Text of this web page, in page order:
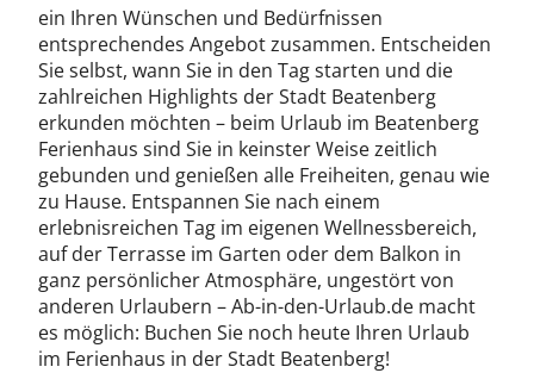
ein Ihren Wünschen und Bedürfnissen
entsprechendes Angebot zusammen. Entscheiden
Sie selbst, wann Sie in den Tag starten und die
zahlreichen Highlights der Stadt Beatenberg
erkunden möchten – beim Urlaub im Beatenberg
Ferienhaus sind Sie in keinster Weise zeitlich
gebunden und genießen alle Freiheiten, genau wie
zu Hause. Entspannen Sie nach einem
erlebnisreichen Tag im eigenen Wellnessbereich,
auf der Terrasse im Garten oder dem Balkon in
ganz persönlicher Atmosphäre, ungestört von
anderen Urlaubern – Ab-in-den-Urlaub.de macht
es möglich: Buchen Sie noch heute Ihren Urlaub
im Ferienhaus in der Stadt Beatenberg!